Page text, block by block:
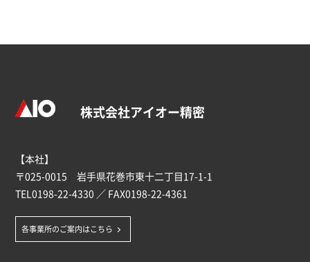
株式会社アイオー精密
【本社】
〒025-0015 岩手県花巻市東十二丁目17-1-1
TEL0198-22-4330 ／ FAX0198-22-4361
各事業所のご案内はこちら